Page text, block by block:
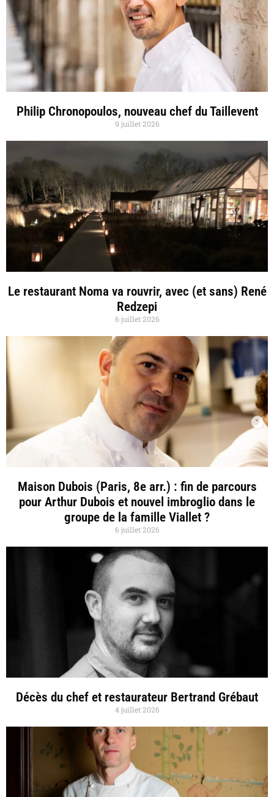
Philip Chronopoulos, nouveau chef du Taillevent
9 juillet 2026
Le restaurant Noma va rouvrir, avec (et sans) René
Redzepi
6 juillet 2026
Maison Dubois (Paris, 8e arr.) : fin de parcours
pour Arthur Dubois et nouvel imbroglio dans le
groupe de la famille Viallet ?
6 juillet 2026
Décès du chef et restaurateur Bertrand Grébaut
4 juillet 2026